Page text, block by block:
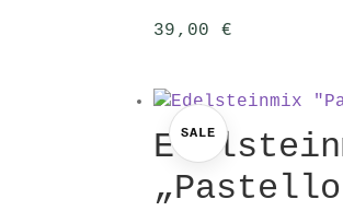
39,00 €
SALE